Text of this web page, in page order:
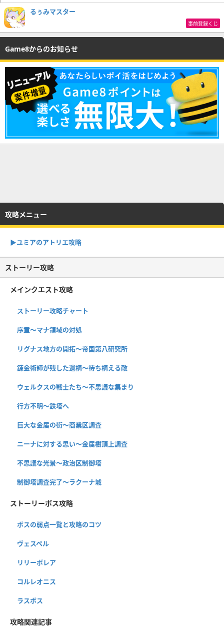
るぅみマスター
事前登録くじ
Game8からのお知らせ
攻略メニュー
▶︎ユミアのアトリエ攻略
ストーリー攻略
メインクエスト攻略
ストーリー攻略チャート
序章〜マナ領域の対処
リグナス地方の開拓〜帝国第八研究所
錬金術師が残した遺構〜待ち構える敵
ウェルクスの戦士たち〜不思議な集まり
行方不明〜鉄塔へ
巨大な金属の街〜商業区調査
ニーナに対する思い〜金属樹頂上調査
不思議な光景〜政治区制御塔
制御塔調査完了〜ラクーナ城
ストーリーボス攻略
ボスの弱点一覧と攻略のコツ
ヴェスペル
リリーボレア
コルレオニス
ラスボス
攻略関連記事